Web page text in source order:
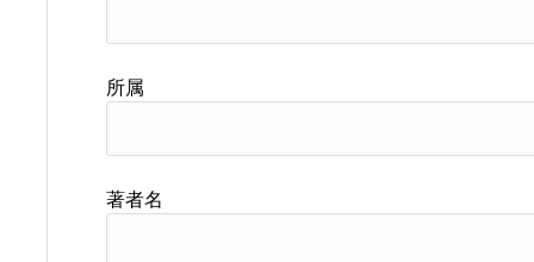
所属
著者名